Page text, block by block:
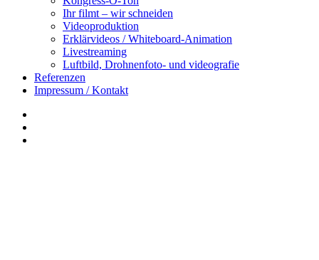
Ihr filmt – wir schneiden
Videoproduktion
Erklärvideos / Whiteboard-Animation
Livestreaming
Luftbild, Drohnenfoto- und videografie
Referenzen
Impressum / Kontakt